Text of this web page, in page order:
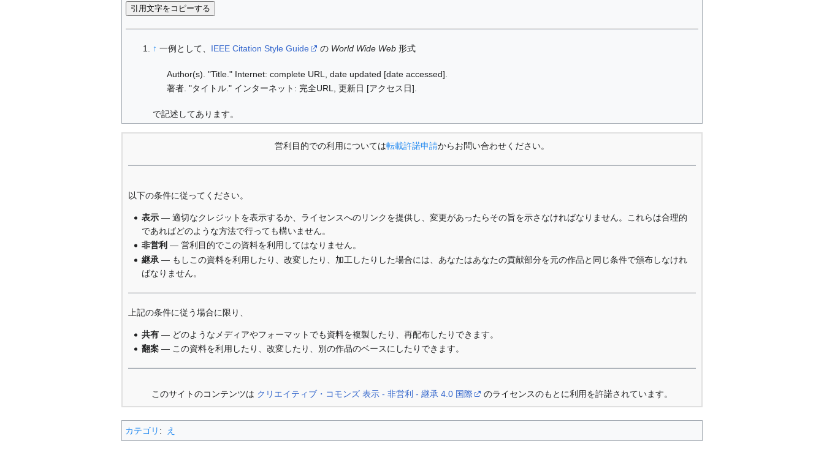
引用文字をコピーする
↑ 一例として、 IEEE Citation Style Guide の World Wide Web 形式
Author(s). "Title." Internet: complete URL, date updated [date accessed].
著者. "タイトル." インターネット: 完全URL, 更新日 [アクセス日].
で記述してあります。
営利目的での利用については転載許諾申請からお問い合わせください。
以下の条件に従ってください。
表示 — 適切なクレジットを表示するか、ライセンスへのリンクを提供し、変更があったらその旨を示さなければなりません。これらは合理的
であればどのような方法で行っても構いません。
非営利 — 営利目的でこの資料を利用してはなりません。
継承 — もしこの資料を利用したり、改変したり、加工したりした場合には、あなたはあなたの貢献部分を元の作品と同じ条件で頒布しなけれ
ばなりません。
上記の条件に従う場合に限り、
共有 — どのようなメディアやフォーマットでも資料を複製したり、再配布したりできます。
翻案 — この資料を利用したり、改変したり、別の作品のベースにしたりできます。
このサイトのコンテンツは クリエイティブ・コモンズ 表示 - 非営利 - 継承 4.0 国際 のライセンスのもとに利用を許諾されています。
カテゴリ : え